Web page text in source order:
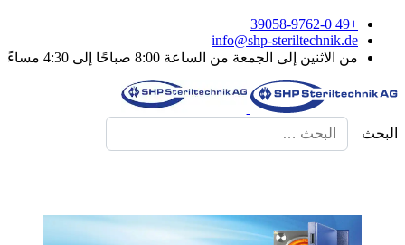
+49 39058-9762-0
info@shp-steriltechnik.de
من الاثنين إلى الجمعة من الساعة 8:00 صباحًا إلى 4:30 مساءً
البحث